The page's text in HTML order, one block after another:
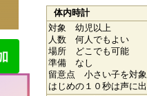
静か(みんな)①
【クラフト】手作りカ
ードを贈ろう①
体内時計
対象 幼児以上
人数 何人でもよい
場所 どこでも可能
準備 なし
留意点 小さい子を対象
はじめの１０秒は声に